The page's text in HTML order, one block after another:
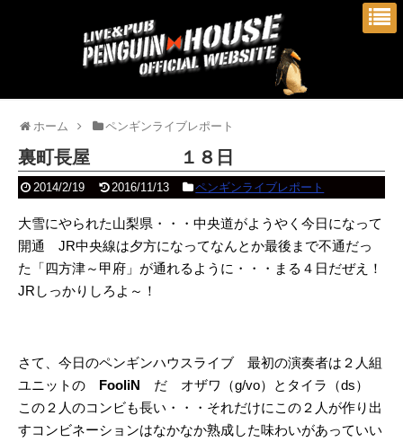
ホーム ペンギンライブレポート
裏町長屋 １８日
2014/2/19 2016/11/13 ペンギンライブレポート
大雪にやられた山梨県・・・中央道がようやく今日になって
開通 JR中央線は夕方になってなんとか最後まで不通だっ
た「四方津～甲府」が通れるように・・・まる４日だぜえ！
JRしっかりしろよ～！
さて、今日のペンギンハウスライブ 最初の演奏者は２人組
ユニットの FooliN だ オザワ（g/vo）とタイラ（ds）
この２人のコンビも長い・・・それだけにこの２人が作り出
すコンビネーションはなかなか熟成した味わいがあっていい